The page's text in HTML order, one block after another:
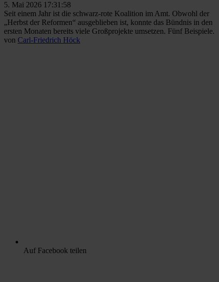
5. Mai 2026 17:31:58
Seit einem Jahr ist die schwarz-rote Koalition im Amt. Obwohl der
„Herbst der Reformen“ ausgeblieben ist, konnte das Bündnis in den
ersten Monaten bereits viele Großprojekte umsetzen. Fünf Beispiele.
von Carl-Friedrich Höck
Auf Facebook teilen